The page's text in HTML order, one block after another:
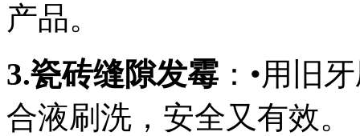
产品。
3.瓷砖缝隙发霉 ：•用旧
合液刷洗，安全又有效。